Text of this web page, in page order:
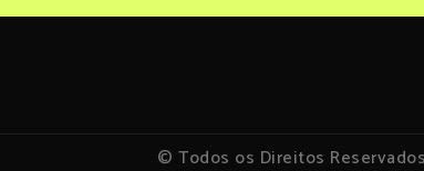
© Todos os Direitos Reservados